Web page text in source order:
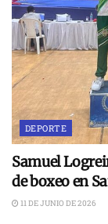
DEPORTE
Samuel
de boxeo en
11 DE JUNIO DE 2026